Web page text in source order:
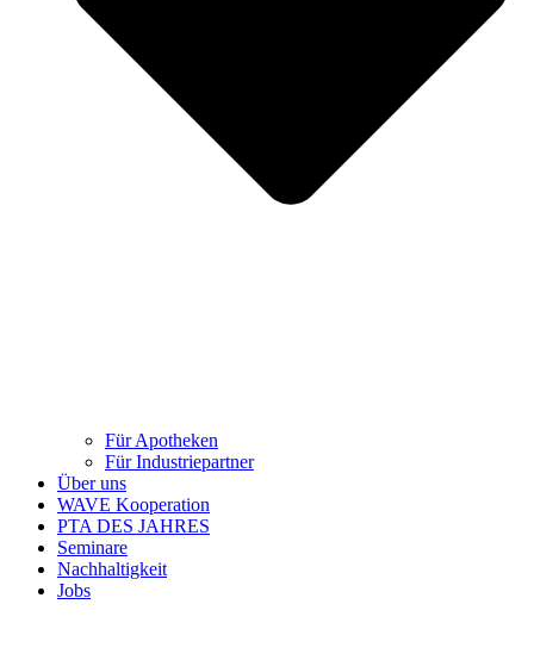
Für Apotheken
Für Industriepartner
Über uns
WAVE Kooperation
PTA DES JAHRES
Seminare
Nachhaltigkeit
Jobs